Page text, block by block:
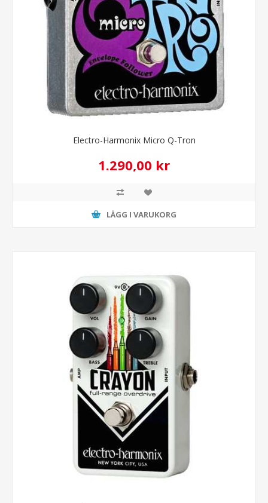
Electro-Harmonix Micro Q-Tron
1.290,00 kr
LÄGG I VARUKORG